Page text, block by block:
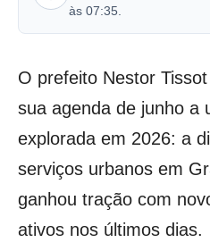
às 07:35.
O prefeito Nestor
sua agenda de junho a
explorada em 2026: a
serviços urbanos em
ganhou tração com
ativos nos últimos dias.